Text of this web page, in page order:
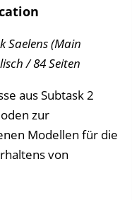
Saelens (Main
/ 84 Seiten
aus Subtask 2
zur
Modellen für die
von